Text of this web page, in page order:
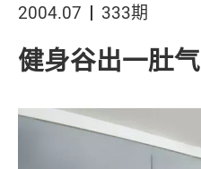
2004.07 333期
健身谷出一肚气